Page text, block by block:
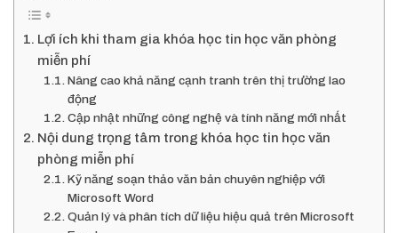
Lợi ích khi tham gia khóa học tin học văn phòng
miễn phí
Nâng cao khả năng cạnh tranh trên thị trường lao
động
Cập nhật những công nghệ và tính năng mới nhất
Nội dung trọng tâm trong khóa học tin học văn
phòng miễn phí
Kỹ năng soạn thảo văn bản chuyên nghiệp với
Microsoft Word
Quản lý và phân tích dữ liệu hiệu quả trên Microsoft